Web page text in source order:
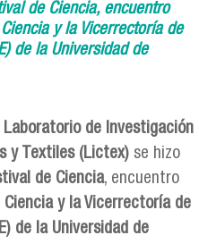
de Ciencia, encuentro
y la Vicerrectoría de
de la Universidad de
Laboratorio de Investigación
y Textiles (Lictex) se hizo
de Ciencia, encuentro
Ciencia y la Vicerrectoría de
de la Universidad de